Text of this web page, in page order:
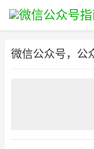
微信公众号，公